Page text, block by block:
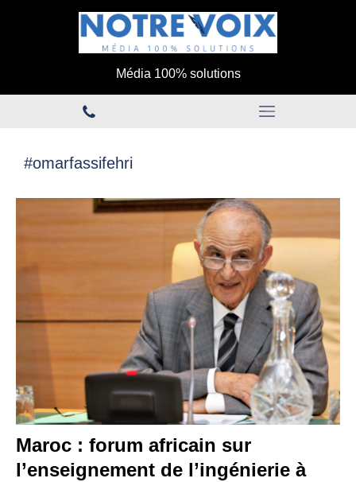
Média 100% solutions
#omarfassifehri
Maroc : forum africain sur
l’enseignement de l’ingénierie à